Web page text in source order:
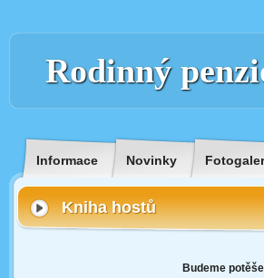
Rodinný
Informace Novinky
Kniha hostů
Budeme